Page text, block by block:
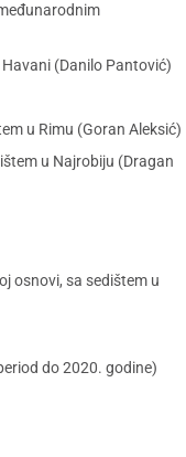
(Danilo Pantović)
u Rimu (Goran Aleksić)
u Najrobiju (Dragan
osnovi, sa sedištem u
do 2020. godine)